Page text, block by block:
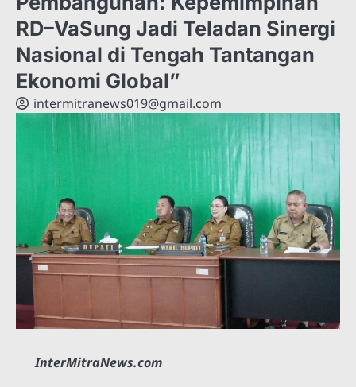
RD–VaSung Jadi Teladan Sinergi
Nasional di Tengah Tantangan
Ekonomi Global”
intermitranews019@gmail.com
InterMitraNews.com